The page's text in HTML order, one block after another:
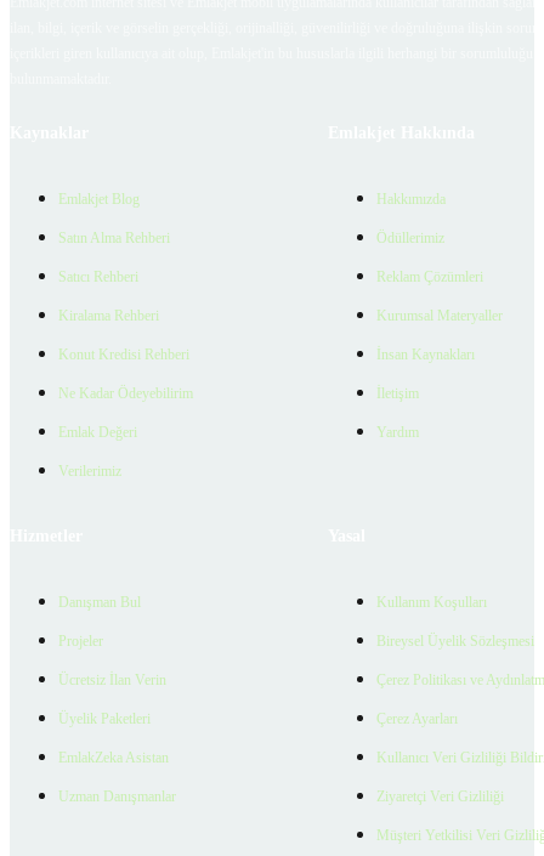
Emlakjet Blog
Satın Alma Rehberi
Satıcı Rehberi
Kiralama Rehberi
Konut Kredisi Rehberi
Ne Kadar Ödeyebilirim
Emlak Değeri
Verilerimiz
Hakkımızda
Ödüllerimiz
Reklam Çözümleri
Kurumsal Materyaller
İnsan Kaynakları
İletişim
Yardım
Danışman Bul
Projeler
Ücretsiz İlan Verin
Üyelik Paketleri
EmlakZeka Asistan
Uzman Danışmanlar
Kullanım Koşulları
Bireysel Üyelik Sözleşmesi
Çerez Politikası ve
Çerez Ayarları
Kullanıcı Veri Gizliliği
Ziyaretçi Veri Gizliliği
Müşteri Yetkilisi Veri